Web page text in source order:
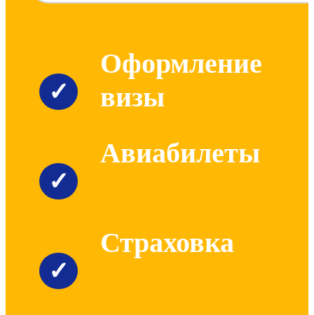
✓
Оформление
визы
✓
Авиабилеты
✓
Страховка